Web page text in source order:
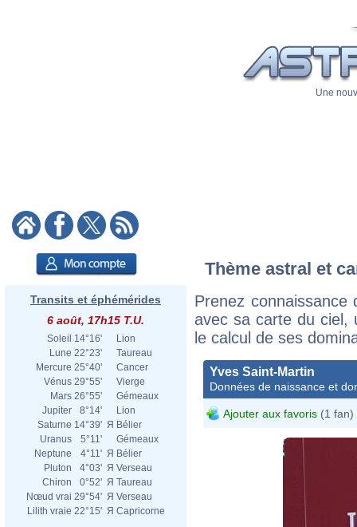
Une
Transits et éphémérides
6 août, 17h15 T.U.
Soleil 14°16'
Lion
Lune 22°23'
Taureau
Mercure 25°40'
Cancer
Vénus 29°55'
Vierge
Mars 26°55'
Gémeaux
Jupiter
8°14'
Lion
Saturne 14°39' Я Bélier
Uranus
5°11'
Gémeaux
Neptune
4°11' Я Bélier
Pluton
4°03' Я Verseau
Chiron
0°52' Я Taureau
Nœud vrai 29°54' Я Verseau
Lilith vraie 22°15' Я Capricorne
Thème astral et
Prenez connaissance
avec sa carte du ciel,
le calcul de ses
Yves Saint-Martin
Données de naissance et
Ajouter aux favoris (1 fan)